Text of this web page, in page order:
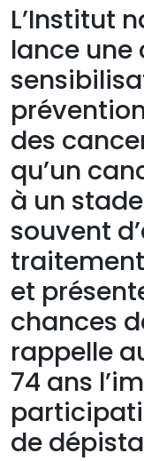
L’Institut
lance
des
qu’un
à un
souvent
et
chances
rappelle
74 ans
de